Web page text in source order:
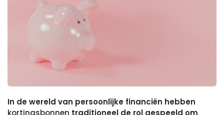
In de wereld van persoonlijke financiën hebben